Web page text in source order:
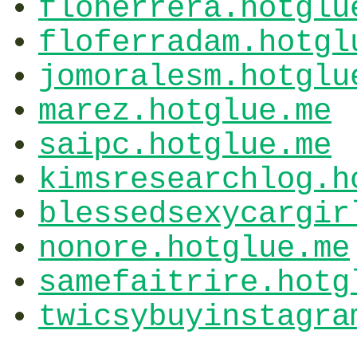
marez.hotglue.me
saipc.hotglue.me
nonore.hotglue.me